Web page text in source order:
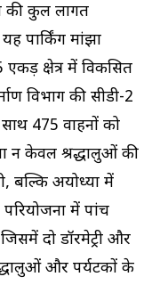
की कुल लागत
पार्किंग मांझा
क्षेत्र में विकसित
विभाग की सीडी-2
475 वाहनों को
न केवल श्रद्धालुओं की
बल्कि अयोध्या में
परियोजना में पांच
दो डॉरमेट्री और
और पर्यटकों के